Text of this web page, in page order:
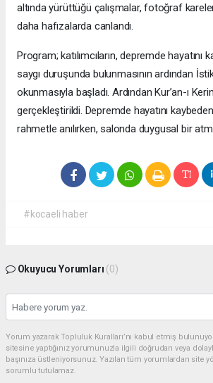
altında yürüttüğü çalışmalar, fotoğraf
daha hafızalarda canlandı.
Program; katılımcıların, depremde hayatını
saygı duruşunda bulunmasının ardından
okunmasıyla başladı. Ardından Kur’an-ı
gerçekleştirildi. Depremde hayatını
rahmetle anılırken, salonda duygusal bir
#kocaeli haber
Okuyucu Yorumları (0)
Yorum yazarak Topluluk Kuralları’nı kabul etmiş
sitesine yaptığınız yorumunuzla ilgili doğrudan veya
başınıza üstleniyorsunuz. Yazılan tüm yorumlardan site
sorumlu tutulamaz.